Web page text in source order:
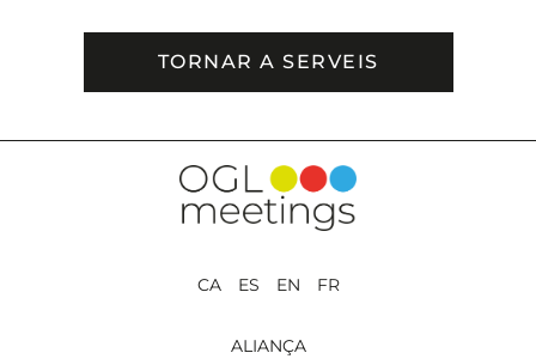
TORNAR A SERVEIS
CA ES EN FR
ALIANÇA